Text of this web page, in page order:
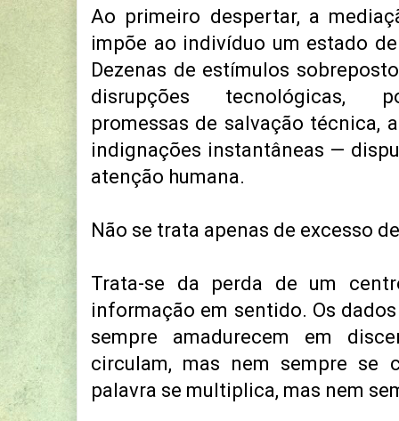
Ao primeiro despertar, a
impõe ao indivíduo um estado
Dezenas de estímulos
disrupções tecnológicas,
promessas de salvação técnica,
indignações instantâneas —
atenção humana.
Não se trata apenas de excesso
Trata-se da perda de um
informação em sentido. Os
sempre amadurecem em
circulam, mas nem sempre se
palavra se multiplica, mas nem